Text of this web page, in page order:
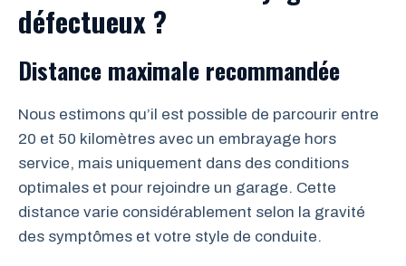
défectueux ?
Distance maximale recommandée
Nous estimons qu’il est possible de parcourir entre
20 et 50 kilomètres avec un embrayage hors
service, mais uniquement dans des conditions
optimales et pour rejoindre un garage. Cette
distance varie considérablement selon la gravité
des symptômes et votre style de conduite.